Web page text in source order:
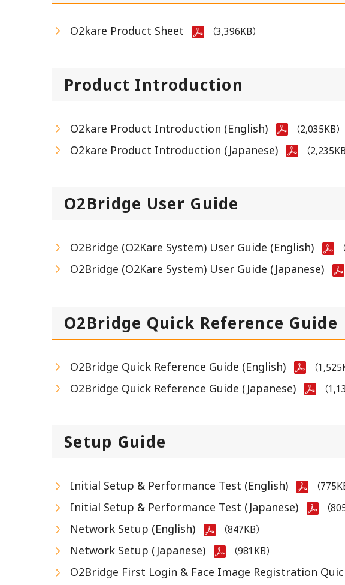
O2kare Product Sheet （3,396KB）
Product Introduction
O2kare Product Introduction (English) （2,035KB）
O2kare Product Introduction (Japanese) （2,235KB
O2Bridge User Guide
O2Bridge (O2Kare System) User Guide (English)
O2Bridge (O2Kare System) User Guide (Japanese)
O2Bridge Quick Reference Guide
O2Bridge Quick Reference Guide (English) （
O2Bridge Quick Reference Guide (Japanese) （
Setup Guide
Initial Setup & Performance Test (English) （
Initial Setup & Performance Test (Japanese) （
Network Setup (English) （847KB）
Network Setup (Japanese) （981KB）
O2Bridge First Login & Face Image Registration